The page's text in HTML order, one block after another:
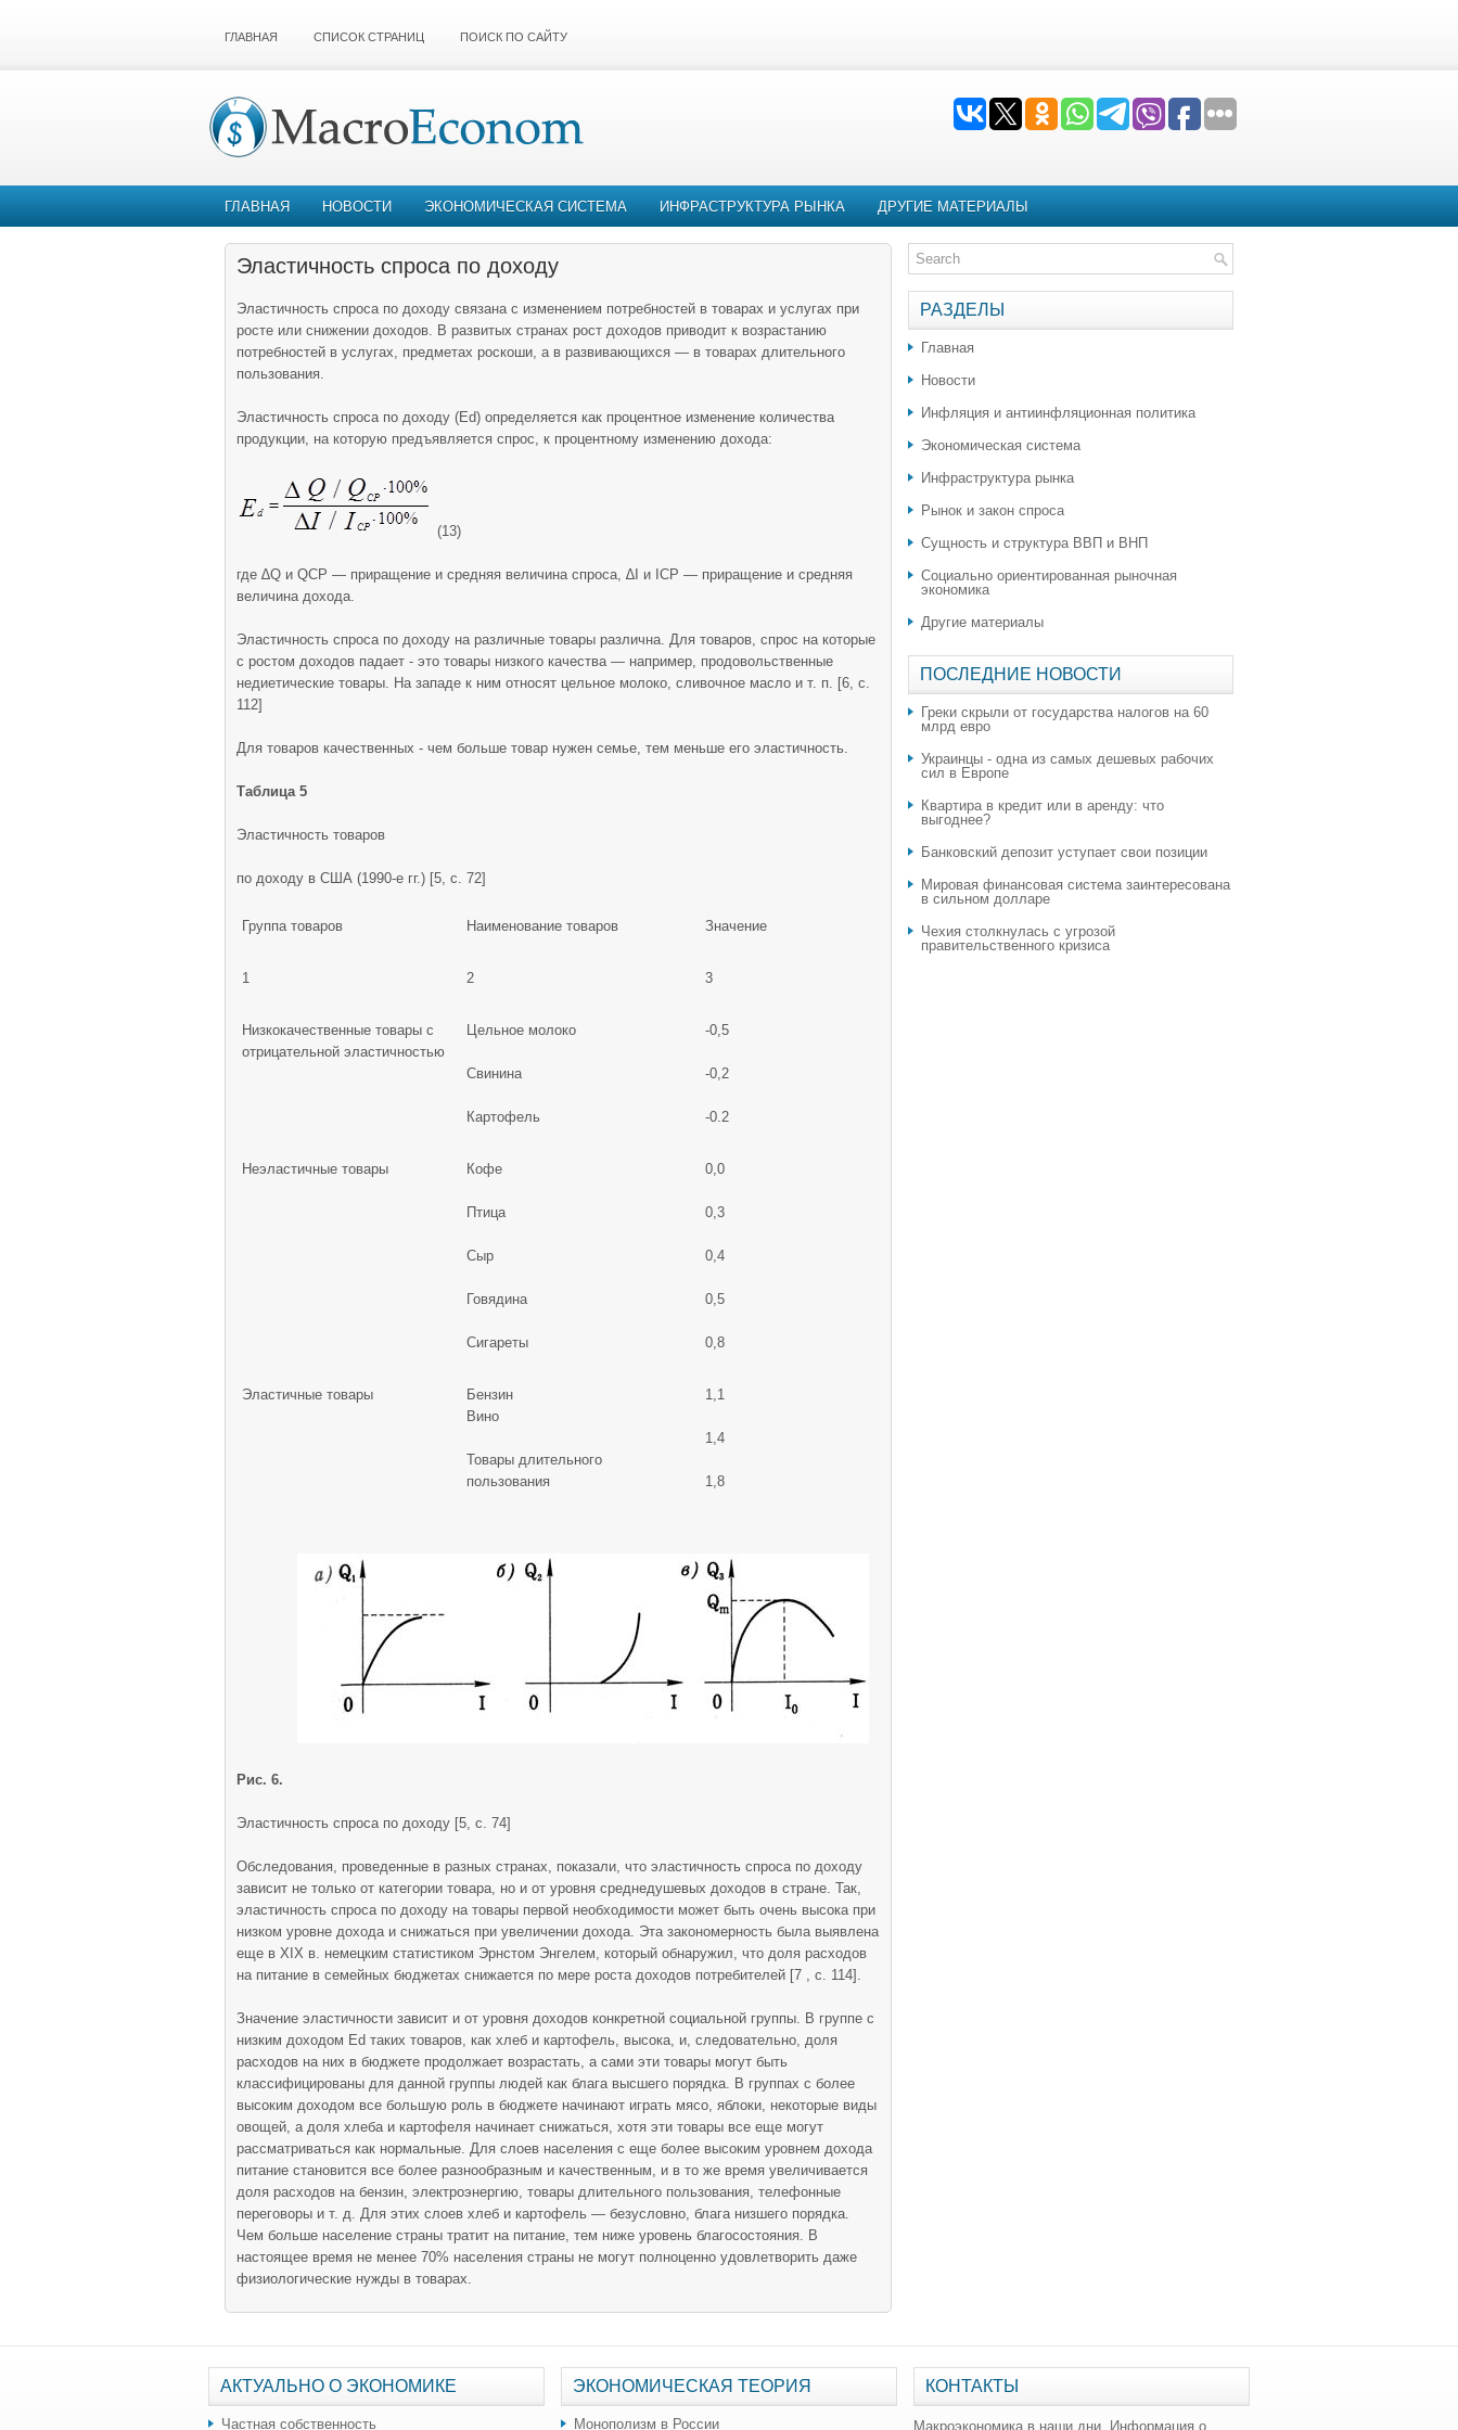
ГЛАВНАЯ СПИСОК СТРАНИЦ ПОИСК ПО САЙТУ
ГЛАВНАЯ НОВОСТИ ЭКОНОМИЧЕСКАЯ СИСТЕМА ИНФРАСТРУКТУРА РЫНКА ДРУГИЕ МАТЕРИАЛЫ
Эластичность спроса по доходу
Эластичность спроса по доходу связана с изменением потребностей в товарах и услугах при
росте или снижении доходов. В развитых странах рост доходов приводит к возрастанию
потребностей в услугах, предметах роскоши, а в развивающихся — в товарах длительного
пользования.
Эластичность спроса по доходу (Еd) определяется как процентное изменение количества
продукции, на которую предъявляется спрос, к процентному изменению дохода:
(13)
где ∆Q и QСР — приращение и средняя величина спроса, ∆I и IСР — приращение и средняя
величина дохода.
Эластичность спроса по доходу на различные товары различна. Для товаров, спрос на которые
с ростом доходов падает - это товары низкого качества — например, продовольственные
недиетические товары. На западе к ним относят цельное молоко, сливочное масло и т. п. [6, с.
112]
Для товаров качественных - чем больше товар нужен семье, тем меньше его эластичность.
Таблица 5
Эластичность товаров
по доходу в США (1990-е гг.) [5, с. 72]
Группа товаров Наименование товаров Значение
1 2 3
Низкокачественные товары с
отрицательной эластичностью
Цельное молоко
Свинина
Картофель
-0,5
-0,2
-0.2
Неэластичные товары Кофе
Птица
Сыр
Говядина
Сигареты
0,0
0,3
0,4
0,5
0,8
Эластичные товары
Бензин
Вино
Товары длительного
пользования
1,1
1,4
1,8
Рис. 6.
Эластичность спроса по доходу [5, с. 74]
Обследования, проведенные в разных странах, показали, что эластичность спроса по доходу
зависит не только от категории товара, но и от уровня среднедушевых доходов в стране. Так,
эластичность спроса по доходу на товары первой необходимости может быть очень высока при
низком уровне дохода и снижаться при увеличении дохода. Эта закономерность была выявлена
еще в XIX в. немецким статистиком Эрнстом Энгелем, который обнаружил, что доля расходов
на питание в семейных бюджетах снижается по мере роста доходов потребителей [7 , с. 114].
Значение эластичности зависит и от уровня доходов конкретной социальной группы. В группе с
низким доходом Еd таких товаров, как хлеб и картофель, высока, и, следовательно, доля
расходов на них в бюджете продолжает возрастать, а сами эти товары могут быть
классифицированы для данной группы людей как блага высшего порядка. В группах с более
высоким доходом все большую роль в бюджете начинают играть мясо, яблоки, некоторые виды
овощей, а доля хлеба и картофеля начинает снижаться, хотя эти товары все еще могут
рассматриваться как нормальные. Для слоев населения с еще более высоким уровнем дохода
питание становится все более разнообразным и качественным, и в то же время увеличивается
доля расходов на бензин, электроэнергию, товары длительного пользования, телефонные
переговоры и т. д. Для этих слоев хлеб и картофель — безусловно, блага низшего порядка.
Чем больше население страны тратит на питание, тем ниже уровень благосостояния. В
настоящее время не менее 70% населения страны не могут полноценно удовлетворить даже
физиологические нужды в товарах.
РАЗДЕЛЫ
Главная
Новости
Инфляция и антиинфляционная политика
Экономическая система
Инфраструктура рынка
Рынок и закон спроса
Сущность и структура ВВП и ВНП
Социально ориентированная рыночная
экономика
Другие материалы
ПОСЛЕДНИЕ НОВОСТИ
Греки скрыли от государства налогов на 60
млрд евро
Украинцы - одна из самых дешевых рабочих
сил в Европе
Квартира в кредит или в аренду: что
выгоднее?
​Банковский депозит уступает свои позиции
Мировая финансовая система заинтересована
в сильном долларе
Чехия столкнулась с угрозой
правительственного кризиса
АКТУАЛЬНО О ЭКОНОМИКЕ
Частная собственность
ЭКОНОМИЧЕСКАЯ ТЕОРИЯ
Монополизм в России
КОНТАКТЫ
Макроэкономика в наши дни. Информация о